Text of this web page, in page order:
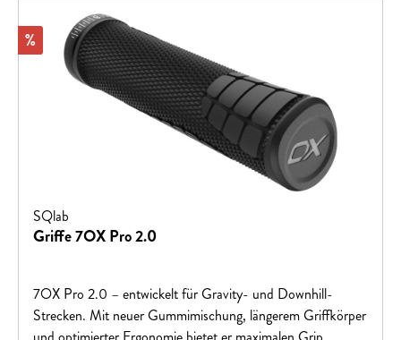
Rabatt
%
SQlab
Griffe 7OX Pro 2.0
7OX Pro 2.0 – entwickelt für Gravity- und Downhill-
Strecken. Mit neuer Gummimischung, längerem Griffkörper